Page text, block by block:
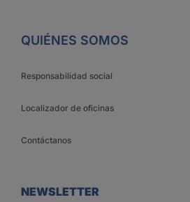
QUIÉNES SOMOS
Responsabilidad social
Localizador de oficinas
Contáctanos
NEWSLETTER